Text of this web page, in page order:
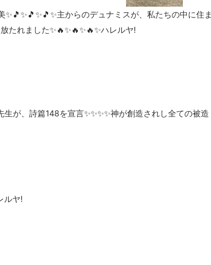
主からのデュナミスが、私たちの中に住ま
たれました✨🔥✨🔥✨🔥✨ハレルヤ!
生が、詩篇148を宣言✨✨✨✨神が創造されし全ての被造
ルヤ!